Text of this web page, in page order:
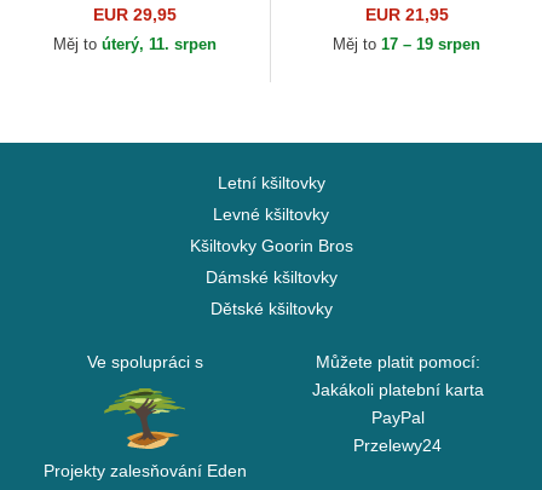
Player Replica Oakland
Athletics MLB New Era
EUR 29,95
Měj to úterý, 11. srpen
9FORTY The League New
England Patriots NFL...
EUR 21,95
Měj to 17 – 19 srpen
Letní kšiltovky
Levné kšiltovky
Kšiltovky Goorin Bros
Dámské kšiltovky
Dětské kšiltovky
Ve spolupráci s
Projekty zalesňování Eden
Můžete platit pomocí:
Jakákoli platební karta
PayPal
Przelewy24